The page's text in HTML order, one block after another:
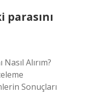
Alırım?
Sonuçları